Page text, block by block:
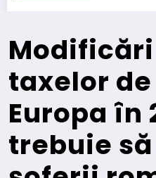
taxelor
Europa în
trebuie